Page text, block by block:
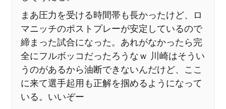
まあ圧力を受ける時間帯も長かったけど、ロ
マニッチのポストプレーが安定しているので
締まった試合になった。あれがなかったら完
全にフルボッコだったろうなｗ 川崎はそうい
うのがあるから油断できないんだけど、ここ
に来て選手起用も正解を掴めるようになって
いる。いいぞー